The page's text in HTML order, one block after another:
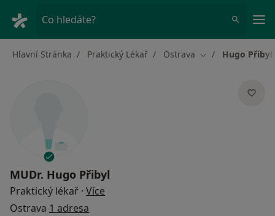
Co hledáte?
Hlavní Stránka Praktický Lékař Ostrava Změna města
Hugo Přibyl
MUDr. Hugo Přibyl
Praktický lékař · Více
Ostrava 1 adresa